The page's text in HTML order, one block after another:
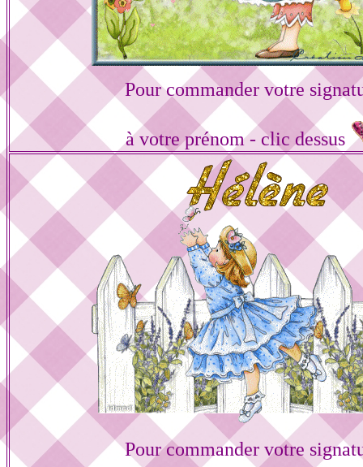
Pour commander votre
à votre prénom - clic dessus
Pour commander votre